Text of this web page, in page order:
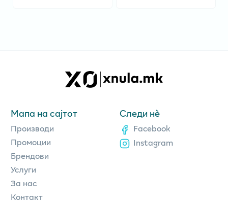
Мапа на сајтот
Производи
Промоции
Брендови
Услуги
За нас
Контакт
Следи нè
Facebook
Instagram